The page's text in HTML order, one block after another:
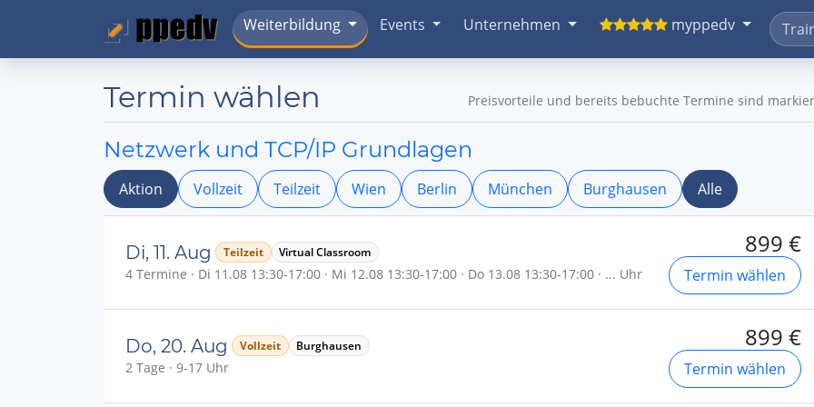
Weiterbildung Events Unternehmen myppedv
Termin wählen Preisvorteile und bereits bebuchte Termine sind
Netzwerk und TCP/IP Grundlagen
Aktion Vollzeit Teilzeit Wien Berlin München Burghausen Alle
Di, 11. Aug Teilzeit Virtual Classroom
4 Termine · Di 11.08 13:30-17:00 · Mi 12.08 13:30-17:00 · Do 13.08 13:30-17:00 · ... Uhr
899 €
Termin wählen
Do, 20. Aug Vollzeit Burghausen
2 Tage · 9-17 Uhr
899 €
Termin wählen